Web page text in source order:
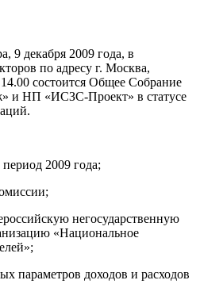
9 декабря 2009 года, в
по адресу г. Москва,
состоится Общее Собрание
и НП «ИСЗС-Проект» в статусе
2009 года;
негосударственную
«Национальное
параметров доходов и расходов